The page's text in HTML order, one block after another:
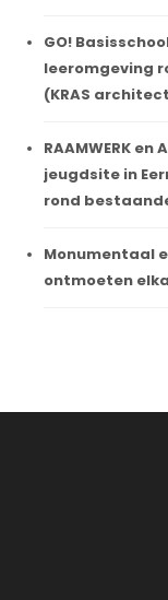
GO!
leeromgeving
(KRAS
RAAMWERK
jeugdsite in
rond
Monumentaal
ontmoeten